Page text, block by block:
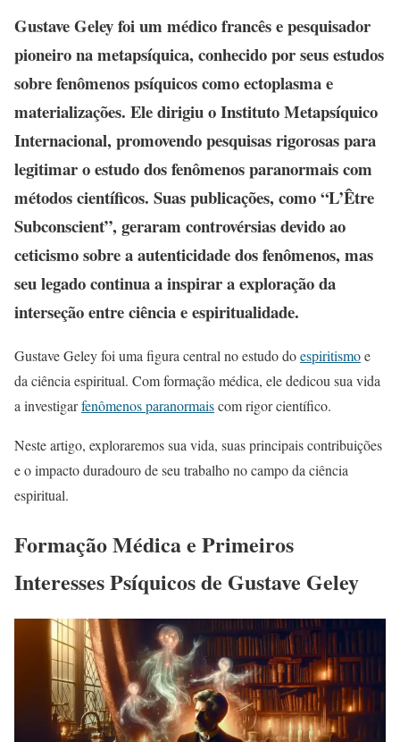
Gustave Geley foi um médico francês e pesquisador
pioneiro na metapsíquica, conhecido por seus estudos
sobre fenômenos psíquicos como ectoplasma e
materializações. Ele dirigiu o Instituto Metapsíquico
Internacional, promovendo pesquisas rigorosas para
legitimar o estudo dos fenômenos paranormais com
métodos científicos. Suas publicações, como “L’Être
Subconscient”, geraram controvérsias devido ao
ceticismo sobre a autenticidade dos fenômenos, mas
seu legado continua a inspirar a exploração da
interseção entre ciência e espiritualidade.
Gustave Geley foi uma figura central no estudo doespiritismoe
da ciência espiritual. Com formação médica, ele dedicou sua vida
a investigarfenômenos paranormaiscom rigor científico.
Neste artigo, exploraremos sua vida, suas principais contribuições
e o impacto duradouro de seu trabalho no campo da ciência
espiritual.
Formação Médica e Primeiros
Interesses Psíquicos de Gustave Geley